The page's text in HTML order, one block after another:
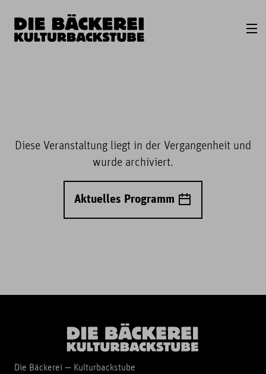
Diese Veranstaltung liegt in der Vergangenheit und
wurde archiviert.
Aktuelles Programm
Die Bäckerei — Kulturbackstube